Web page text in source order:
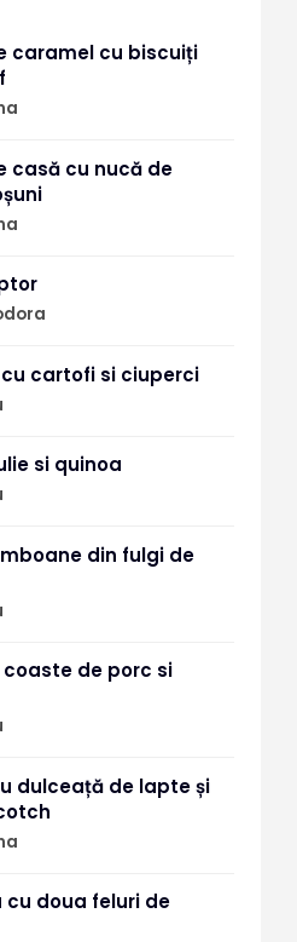
caramel cu biscuiți
casă cu nucă de
cartofi si ciuperci
si quinoa
din fulgi de
de porc si
dulceață de lapte și
cu doua feluri de